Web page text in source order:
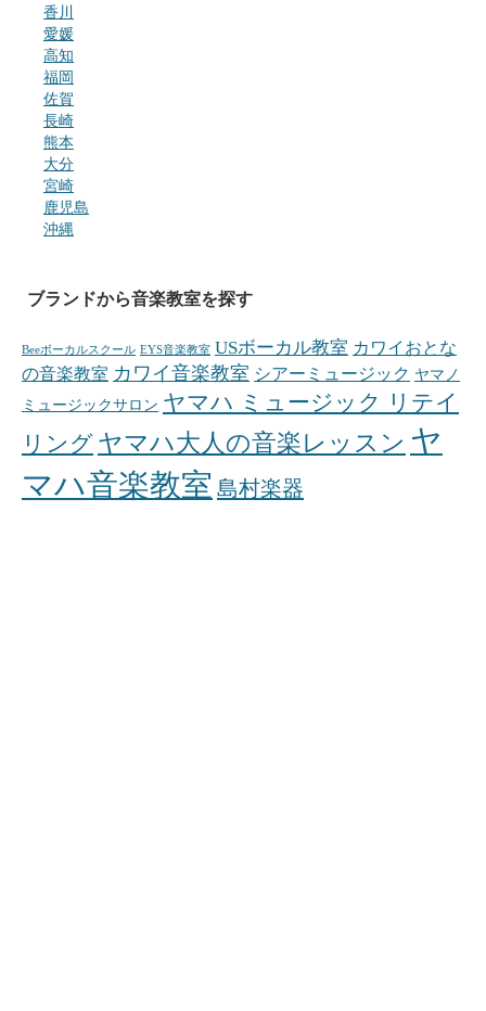
香川
愛媛
高知
福岡
佐賀
長崎
熊本
大分
宮崎
鹿児島
沖縄
ブランドから音楽教室を探す
Beeボーカルスクール EYS音楽教室 USボーカル教室 カワイおとな
の音楽教室 カワイ音楽教室 シアーミュージック ヤマノ
ミュージックサロン ヤマハ ミュージック リテイ
リング ヤマハ大人の音楽レッスン ヤ
マハ音楽教室 島村楽器